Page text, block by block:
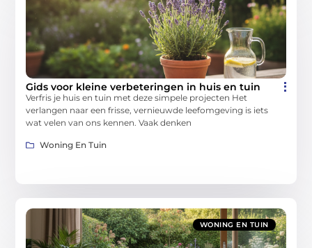
Gids voor kleine verbeteringen in huis en tuin
Verfris je huis en tuin met deze simpele projecten Het
verlangen naar een frisse, vernieuwde leefomgeving is iets
wat velen van ons kennen. Vaak denken
Woning En Tuin
WONING EN TUIN